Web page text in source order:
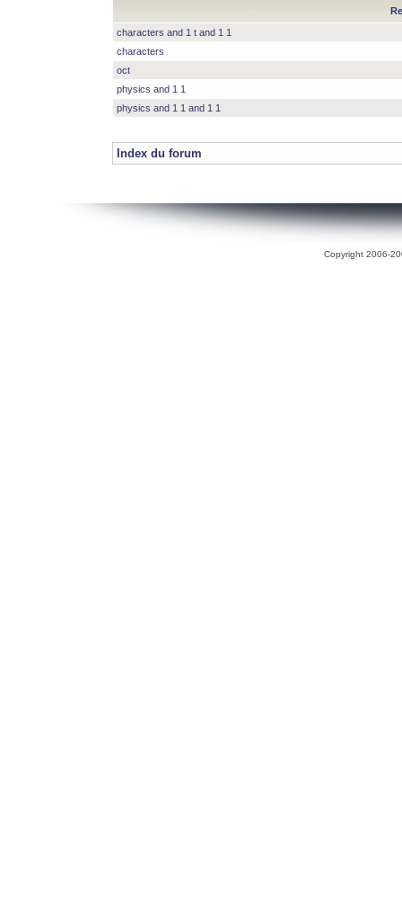
characters and 1 t and 1 1
characters
oct
physics and 1 1
physics and 1 1 and 1 1
Index du forum
Copyright 2006-